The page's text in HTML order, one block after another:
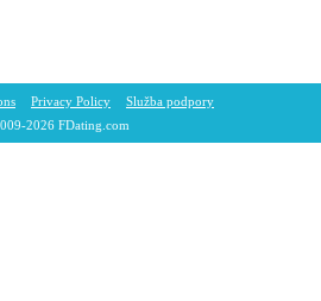
2026 FDating.com
Privacy Policy Služba podpory